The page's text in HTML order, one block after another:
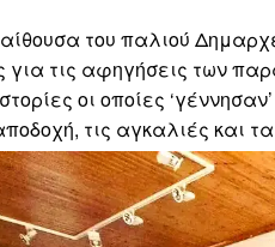
του παλιού
για τις αφηγήσεις των
οι οποίες
τις αγκαλιές και